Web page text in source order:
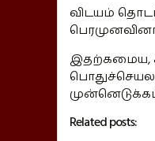
விடயம்
இதற்கமைய,
Related posts: